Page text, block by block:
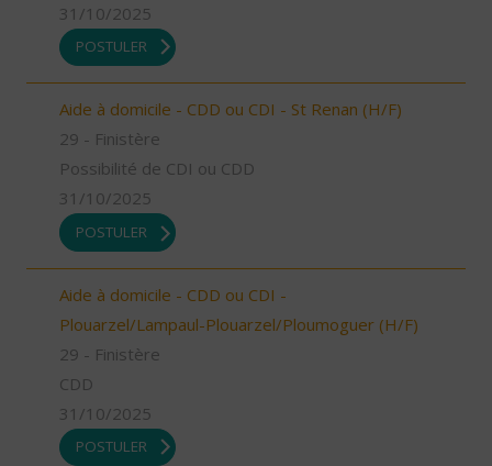
31/10/2025
POSTULER
Aide à domicile - CDD ou CDI - St Renan (H/F)
29 - Finistère
Possibilité de CDI ou CDD
31/10/2025
POSTULER
Aide à domicile - CDD ou CDI -
Plouarzel/Lampaul-Plouarzel/Ploumoguer (H/F)
29 - Finistère
CDD
31/10/2025
POSTULER